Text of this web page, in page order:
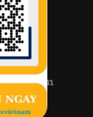
Nam